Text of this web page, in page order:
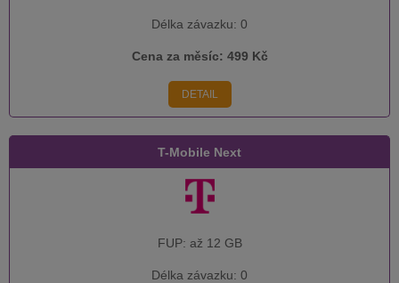
Délka závazku: 0
Cena za měsíc: 499 Kč
DETAIL
T-Mobile Next
FUP: až 12 GB
Délka závazku: 0